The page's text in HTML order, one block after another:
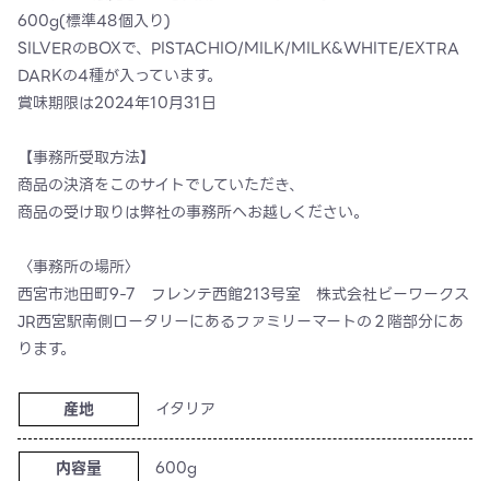
600g(標準48個入り)
SILVERのBOXで、PISTACHIO/MILK/MILK&WHITE/EXTRA
DARKの4種が入っています。
賞味期限は2024年10月31日
【事務所受取方法】
商品の決済をこのサイトでしていただき、
商品の受け取りは弊社の事務所へお越しください。
〈事務所の場所〉
西宮市池田町9-7 フレンテ西館213号室 株式会社ビーワークス
JR西宮駅南側ロータリーにあるファミリーマートの２階部分にあ
ります。
産地 イタリア
内容量 600g